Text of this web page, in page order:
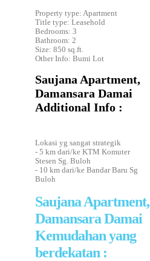
Property type: Apartment
Title type: Leasehold
Bedrooms: 3
Bathroom: 2
Size: 850 sq.ft.
Other Info: Bumi Lot
Saujana Apartment,
Damansara Damai
Additional Info :
Lokasi yg sangat strategik
- 5 km dari/ke KTM Komuter
Stesen Sg. Buloh
- 10 km dari/ke Bandar Baru Sg
Buloh
Saujana Apartment,
Damansara Damai
Kemudahan yang
berdekatan :